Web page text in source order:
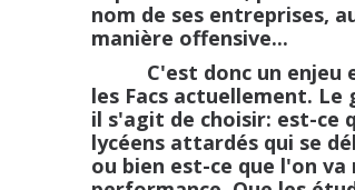
nom de ses entreprises,
manière offensive...
C'est donc un enjeu
les Facs actuellement.
il s'agit de choisir: est-ce
lycéens attardés qui se
ou bien est-ce que l'on